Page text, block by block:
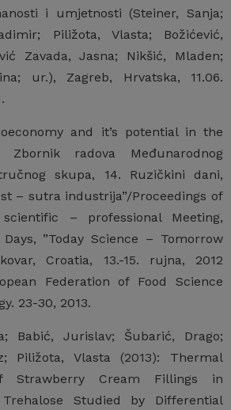
i umjetnosti (Steiner, Sanja;
Piližota, Vlasta; Božićević,
Zavada, Jasna; Nikšić, Mladen;
ur.), Zagreb, Hrvatska, 11.06.
and it’s potential in the
radova Međunarodnog
skupa, 14. Ruzičkini dani,
– sutra industrija”/Proceedings of
scientific – professional Meeting,
”Today Science – Tomorrow
Croatia, 13.-15. rujna, 2012
Federation of Food Science
23-30, 2013.
Babić, Jurislav; Šubarić, Drago;
Piližota, Vlasta (2013): Thermal
Strawberry Cream Fillings in
Studied by Differential